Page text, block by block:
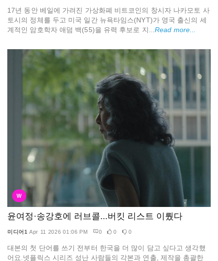
17년 동안 베일에 가려진 가상화폐 비트코인의 창시자 나카모토 사
토시의 정체를 두고 미국 일간 뉴욕타임스(NYT)가 영국 출신의 세
계적인 암호학자 애덤 백(55)을 유력 후보로 지...Read more...
W
윤여정·송강호에 러브콜...버킷 리스트 이뤘다
미디어1 Apr 11 2026 01:06 PM 0 0 0
대본의 첫 단어를 쓰기 전부터 한국을 더 많이 담고 싶다고 생각했
어요.넷플릭스 시리즈 성난 사람들의 각본과 연출, 제작을 총괄한